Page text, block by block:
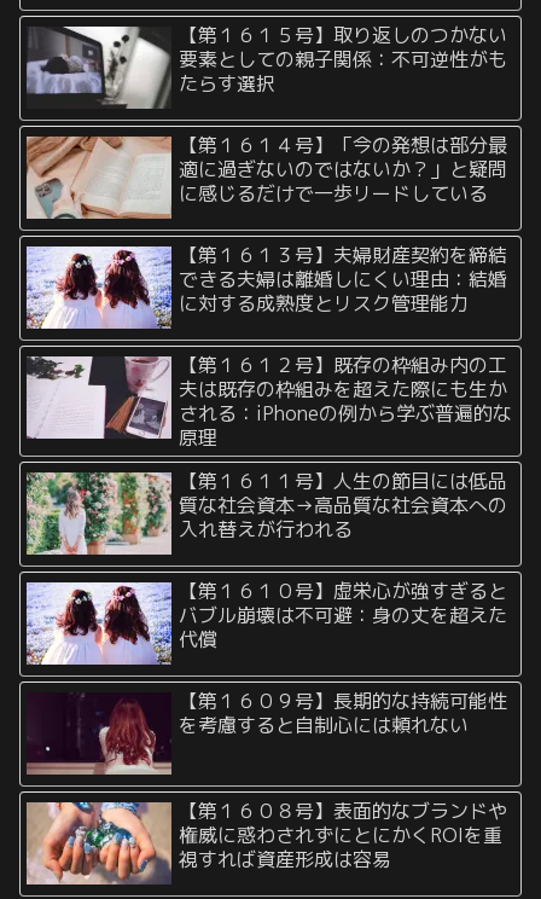
【第１６１５号】取り返しのつかない
要素としての親子関係：不可逆性がも
たらす選択
【第１６１４号】「今の発想は部分最
適に過ぎないのではないか？」と疑問
に感じるだけで一歩リードしている
【第１６１３号】夫婦財産契約を締結
できる夫婦は離婚しにくい理由：結婚
に対する成熟度とリスク管理能力
【第１６１２号】既存の枠組み内の工
夫は既存の枠組みを超えた際にも生か
される：iPhoneの例から学ぶ普遍的な
原理
【第１６１１号】人生の節目には低品
質な社会資本→高品質な社会資本への
入れ替えが行われる
【第１６１０号】虚栄心が強すぎると
バブル崩壊は不可避：身の丈を超えた
代償
【第１６０９号】長期的な持続可能性
を考慮すると自制心には頼れない
【第１６０８号】表面的なブランドや
権威に惑わされずにとにかくROIを重
視すれば資産形成は容易